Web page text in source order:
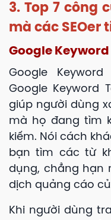
3. Top 7 công
mà các SEOer
Google
Google
Google Keyword
giúp người dùng
mà họ đang tìm
kiếm. Nói cách
bạn tìm các từ
dụng, chẳng hạn
dịch quảng cáo
Khi người dùng